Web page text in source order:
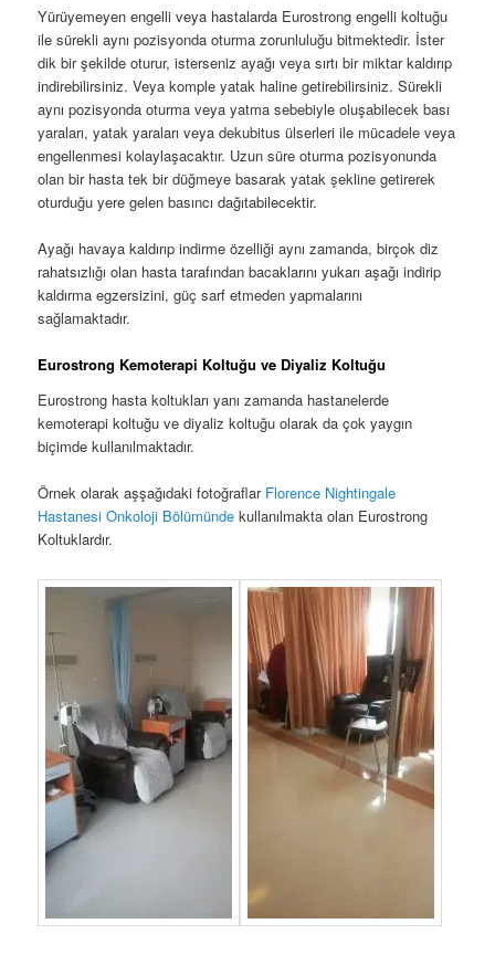
Yürüyemeyen engelli veya hastalarda Eurostrong engelli koltuğu
ile sürekli aynı pozisyonda oturma zorunluluğu bitmektedir. İster
dik bir şekilde oturur, isterseniz ayağı veya sırtı bir miktar kaldırıp
indirebilirsiniz. Veya komple yatak haline getirebilirsiniz. Sürekli
aynı pozisyonda oturma veya yatma sebebiyle oluşabilecek bası
yaraları, yatak yaraları veya dekubitus ülserleri ile mücadele veya
engellenmesi kolaylaşacaktır. Uzun süre oturma pozisyonunda
olan bir hasta tek bir düğmeye basarak yatak şekline getirerek
oturduğu yere gelen basıncı dağıtabilecektir.
Ayağı havaya kaldırıp indirme özelliği aynı zamanda, birçok diz
rahatsızlığı olan hasta tarafından bacaklarını yukarı aşağı indirip
kaldırma egzersizini, güç sarf etmeden yapmalarını
sağlamaktadır.
Eurostrong Kemoterapi Koltuğu ve Diyaliz Koltuğu
Eurostrong hasta koltukları yanı zamanda hastanelerde
kemoterapi koltuğu ve diyaliz koltuğu olarak da çok yaygın
biçimde kullanılmaktadır.
Örnek olarak aşşağıdaki fotoğraflar Florence Nightingale
Hastanesi Onkoloji Bölümünde kullanılmakta olan Eurostrong
Koltuklardır.